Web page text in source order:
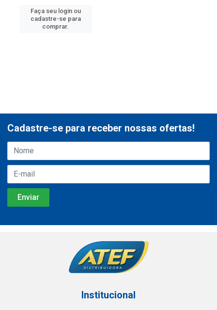
Faça seu login ou
cadastre-se para
comprar.
Cadastre-se para receber nossas ofertas!
Institucional